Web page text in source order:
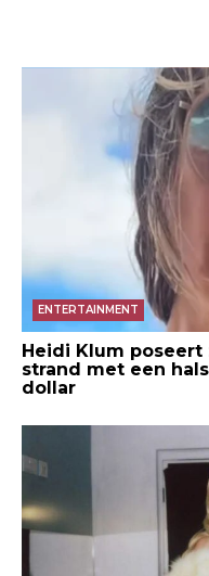
ENTERTAINMENT
Heidi Klum
strand met een
dollar